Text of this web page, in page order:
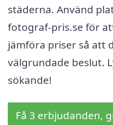
städerna. Använd
fotograf-pris.se för
jämföra priser så att
välgrundade beslut.
sökande!
Få 3 erbjudanden,